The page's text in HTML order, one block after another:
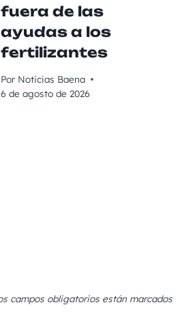
fuera de las
ayudas a los
fertilizantes
Por Noticias Baena
6 de agosto de 2026
campos obligatorios están marcados